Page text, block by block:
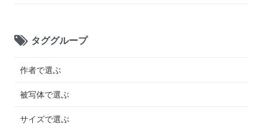
タググループ
作者で選ぶ
被写体で選ぶ
サイズで選ぶ